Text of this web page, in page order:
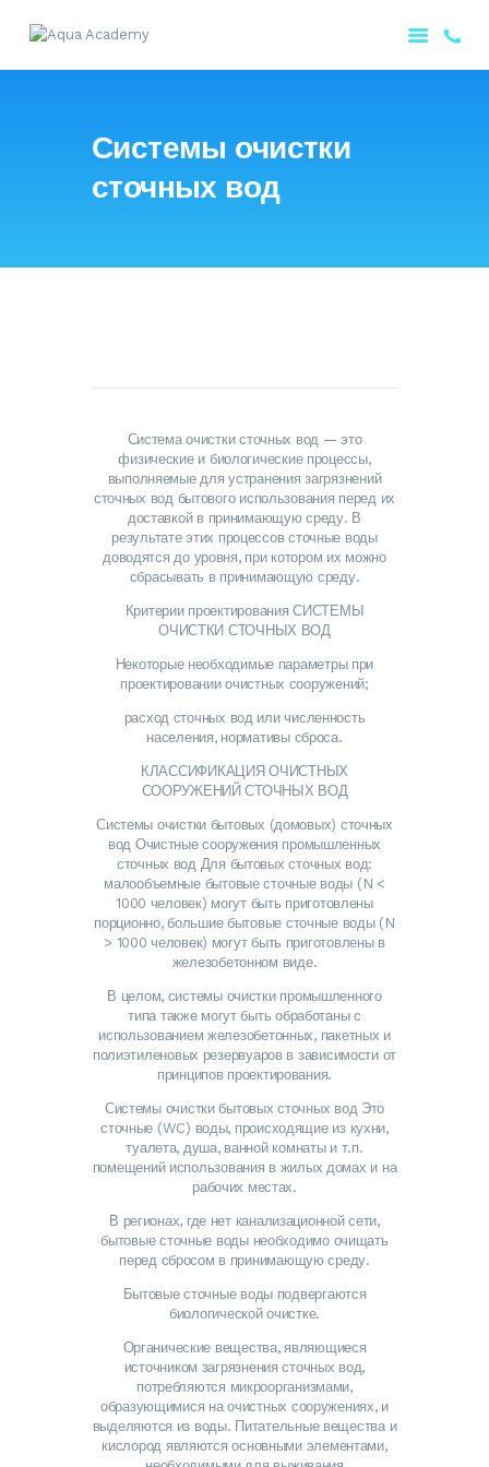
Системы очистки
сточных вод
ГЛАВНАЯ
ПОРТФОЛИО
Система очистки сточных вод — это
физические и биологические процессы,
выполняемые для устранения загрязнений
сточных вод бытового использования перед их
доставкой в ​​принимающую среду. В
результате этих процессов сточные воды
доводятся до уровня, при котором их можно
сбрасывать в принимающую среду.
Критерии проектирования СИСТЕМЫ
ОЧИСТКИ СТОЧНЫХ ВОД
Некоторые необходимые параметры при
проектировании очистных сооружений;
расход сточных вод или численность
населения, нормативы сброса.
КЛАССИФИКАЦИЯ ОЧИСТНЫХ
СООРУЖЕНИЙ СТОЧНЫХ ВОД
Системы очистки бытовых (домовых) сточных
вод Очистные сооружения промышленных
сточных вод Для бытовых сточных вод:
малообъемные бытовые сточные воды (N <
1000 человек) могут быть приготовлены
порционно, большие бытовые сточные воды (N
> 1000 человек) могут быть приготовлены в
железобетонном виде.
В целом, системы очистки промышленного
типа также могут быть обработаны с
использованием железобетонных, пакетных и
полиэтиленовых резервуаров в зависимости от
принципов проектирования.
Системы очистки бытовых сточных вод Это
сточные (WC) воды, происходящие из кухни,
туалета, душа, ванной комнаты и т.п.
помещений использования в жилых домах и на
рабочих местах.
В регионах, где нет канализационной сети,
бытовые сточные воды необходимо очищать
перед сбросом в принимающую среду.
Бытовые сточные воды подвергаются
биологической очистке.
Органические вещества, являющиеся
источником загрязнения сточных вод,
потребляются микроорганизмами,
образующимися на очистных сооружениях, и
выделяются из воды. Питательные вещества и
кислород являются основными элементами,